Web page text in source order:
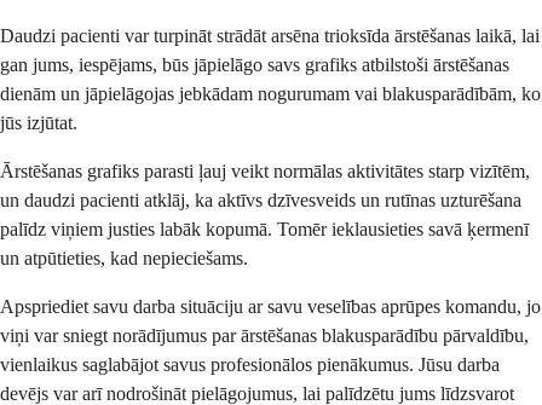
Daudzi pacienti var turpināt strādāt arsēna trioksīda ārstēšanas laikā, lai
gan jums, iespējams, būs jāpielāgo savs grafiks atbilstoši ārstēšanas
dienām un jāpielāgojas jebkādam nogurumam vai blakusparādībām, ko
jūs izjūtat.
Ārstēšanas grafiks parasti ļauj veikt normālas aktivitātes starp vizītēm,
un daudzi pacienti atklāj, ka aktīvs dzīvesveids un rutīnas uzturēšana
palīdz viņiem justies labāk kopumā. Tomēr ieklausieties savā ķermenī
un atpūtieties, kad nepieciešams.
Apspriediet savu darba situāciju ar savu veselības aprūpes komandu, jo
viņi var sniegt norādījumus par ārstēšanas blakusparādību pārvaldību,
vienlaikus saglabājot savus profesionālos pienākumus. Jūsu darba
devējs var arī nodrošināt pielāgojumus, lai palīdzētu jums līdzsvarot